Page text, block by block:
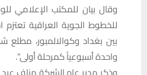
وقال بيان للمكتب الإعلامي
للخطوط الجوية العراقية تعتزم
بين بغداد وكوالالمبور، مطلع
واحدة أسبوعياً كمرحلة أولى”.